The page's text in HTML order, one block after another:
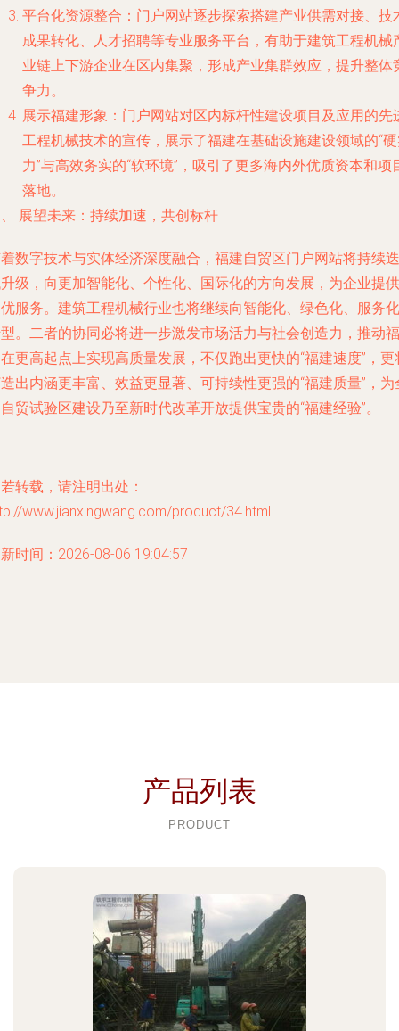
平台化资源整合 ：门户网站逐步探索搭建产业供需对接、技
成果转化、人才招聘等专业服务平台，有助于建筑工程机械
业链上下游企业在区内集聚，形成产业集群效应，提升整体
争力。
展示福建形象 ：门户网站对区内标杆性建设项目及应用的先
工程机械技术的宣传，展示了福建在基础设施建设领域的“
力”与高效务实的“软环境”，吸引了更多海内外优质资本和项
落地。
展望未来：持续加速，共创标杆
数字技术与实体经济深度融合，福建自贸区门户网站将持续迭
级，向更加智能化、个性化、国际化的方向发展，为企业提供
服务。建筑工程机械行业也将继续向智能化、绿色化、服务化
。二者的协同必将进一步激发市场活力与社会创造力，推动福
更高起点上实现高质量发展，不仅跑出更快的“福建速度”，更
出内涵更丰富、效益更显著、可持续性更强的“福建质量”，为
贸试验区建设乃至新时代改革开放提供宝贵的“福建经验”。
转载，请注明出处：
www.jianxingwang.com/product/34.html
时间：2026-08-06 19:04:57
产品列表
PRODUCT